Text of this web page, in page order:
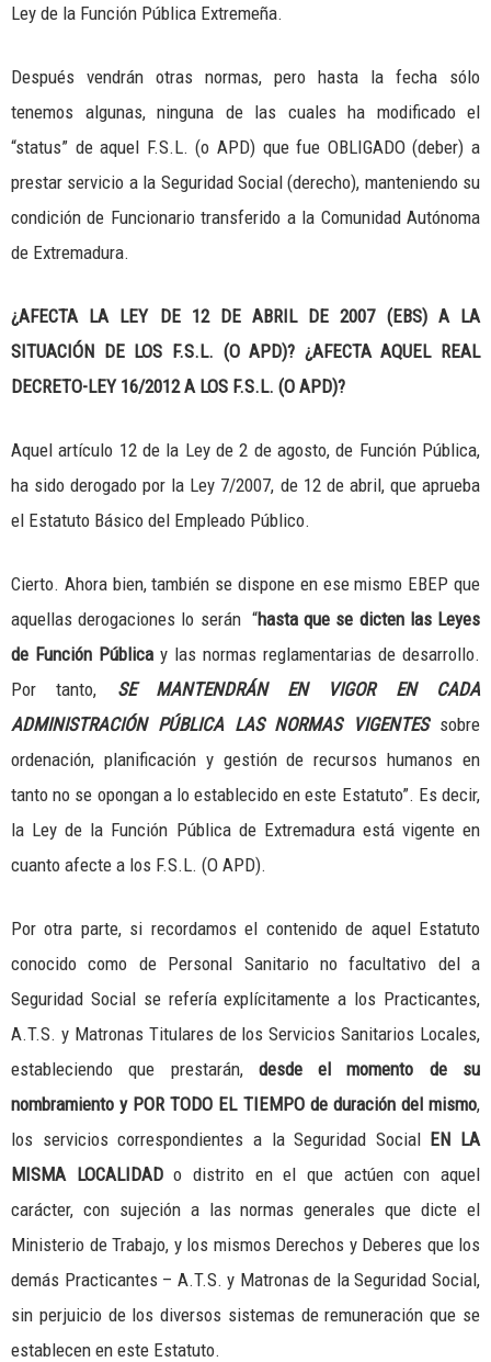
Ley de la Función Pública Extremeña.
Después vendrán otras normas, pero hasta la fecha sólo
tenemos algunas, ninguna de las cuales ha modificado el
“status” de aquel F.S.L. (o APD) que fue OBLIGADO (deber) a
prestar servicio a la Seguridad Social (derecho), manteniendo su
condición de Funcionario transferido a la Comunidad Autónoma
de Extremadura.
¿AFECTA LA LEY DE 12 DE ABRIL DE 2007 (EBS) A LA
SITUACIÓN DE LOS F.S.L. (O APD)? ¿AFECTA AQUEL REAL
DECRETO-LEY 16/2012 A LOS F.S.L. (O APD)?
Aquel artículo 12 de la Ley de 2 de agosto, de Función Pública,
ha sido derogado por la Ley 7/2007, de 12 de abril, que aprueba
el Estatuto Básico del Empleado Público.
Cierto. Ahora bien, también se dispone en ese mismo EBEP que
aquellas derogaciones lo serán “hasta que se dicten las Leyes
de Función Pública y las normas reglamentarias de desarrollo.
Por tanto, SE MANTENDRÁN EN VIGOR EN CADA
ADMINISTRACIÓN PÚBLICA LAS NORMAS VIGENTESsobre
ordenación, planificación y gestión de recursos humanos en
tanto no se opongan a lo establecido en este Estatuto”. Es decir,
la Ley de la Función Pública de Extremadura está vigente en
cuanto afecte a los F.S.L. (O APD).
Por otra parte, si recordamos el contenido de aquel Estatuto
conocido como de Personal Sanitario no facultativo del a
Seguridad Social se refería explícitamente a los Practicantes,
A.T.S. y Matronas Titulares de los Servicios Sanitarios Locales,
estableciendo que prestarán, desde el momento de su
nombramiento y POR TODO EL TIEMPO de duración del mismo,
los servicios correspondientes a la Seguridad Social EN LA
MISMA LOCALIDADo distrito en el que actúen con aquel
carácter, con sujeción a las normas generales que dicte el
Ministerio de Trabajo, y los mismos Derechos y Deberes que los
demás Practicantes – A.T.S. y Matronas de la Seguridad Social,
sin perjuicio de los diversos sistemas de remuneración que se
establecen en este Estatuto.